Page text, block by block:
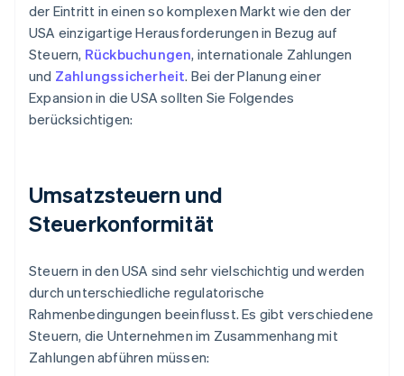
der Eintritt in einen so komplexen Markt wie den der
USA einzigartige Herausforderungen in Bezug auf
Steuern, Rückbuchungen, internationale Zahlungen
und Zahlungssicherheit. Bei der Planung einer
Expansion in die USA sollten Sie Folgendes
berücksichtigen:
Umsatzsteuern und
Steuerkonformität
Steuern in den USA sind sehr vielschichtig und werden
durch unterschiedliche regulatorische
Rahmenbedingungen beeinflusst. Es gibt verschiedene
Steuern, die Unternehmen im Zusammenhang mit
Zahlungen abführen müssen: